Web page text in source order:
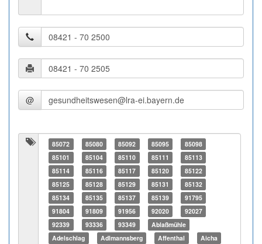
@
85072 85080 85092 85095
85098
85101
85104 85110 85111
85113
85114
85116 85117 85120
85122
85125
85128 85129 85131
85132
85134
85135 85137 85139
91795
91804
91809 91956 92020
92027
92339
93336 93349
Ablaßmühle
Adelschlag
Adlmannsberg Affenthal Aicha